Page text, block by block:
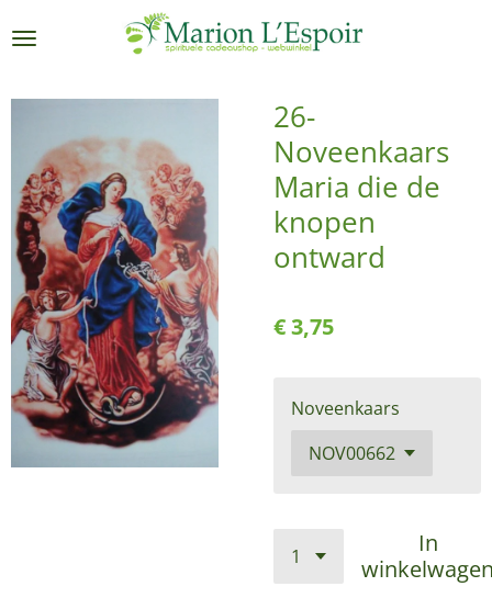
direct
de
26-
Noveenkaars
Maria die de
knopen
ontward
€ 3,75
Noveenkaars
In